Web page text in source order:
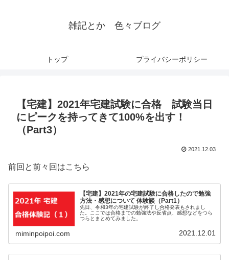
雑記とか 色々ブログ
トップ プライバシーポリシー
【宅建】2021年宅建試験に合格 試験当日
にピークを持ってきて100%を出す！
（Part3）
2021.12.03
前回と前々回はこちら
【宅建】2021年の宅建試験に合格したので勉強
方法・感想について 体験談（Part1）
先日、令和3年の宅建試験が終了し合格発表もされまし
た。ここでは合格までの勉強法や反省点、感想などをつら
つらとまとめてみました。
miminpoipoi.com 2021.12.01